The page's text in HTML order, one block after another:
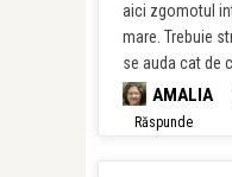
aici zgomotul
mare. Trebuie
se auda cat de
AMALIA
Răspunde